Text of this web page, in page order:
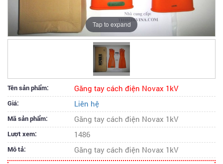
Tap to expand
Tên sản phẩm: Găng tay cách điện Novax 1kV
Giá: Liên hệ
Mã sản phẩm: Găng tay cách điện Novax 1kV
Lượt xem: 1486
Mô tả: Găng tay cách điện Novax 1kV